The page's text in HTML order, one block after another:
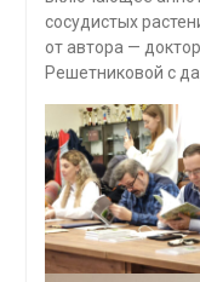
сосудистых
от автора —
Решетниковой с